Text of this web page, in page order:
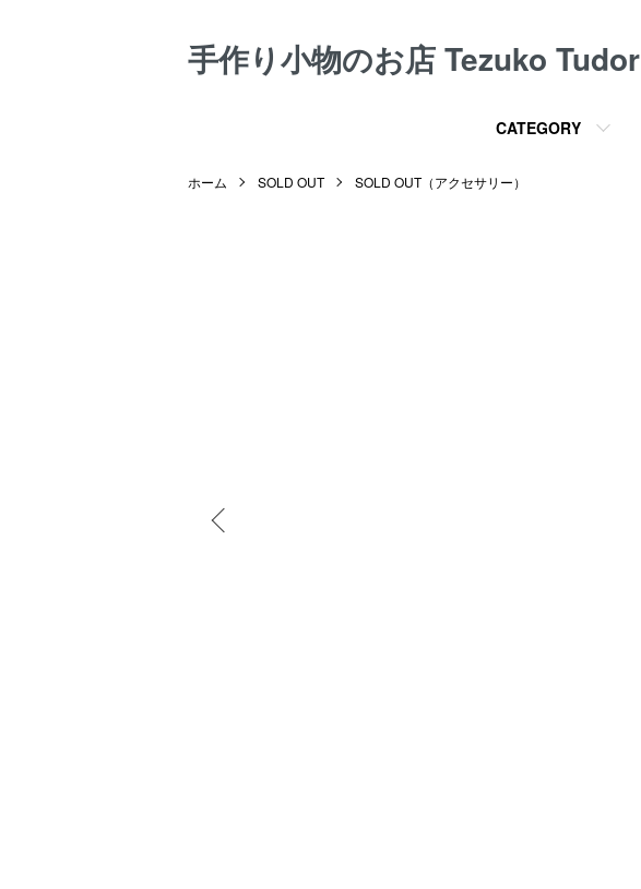
手作り小物のお店 Tezuko Tudor
CATEGORY
ホーム SOLD OUT SOLD OUT（アクセサリー）